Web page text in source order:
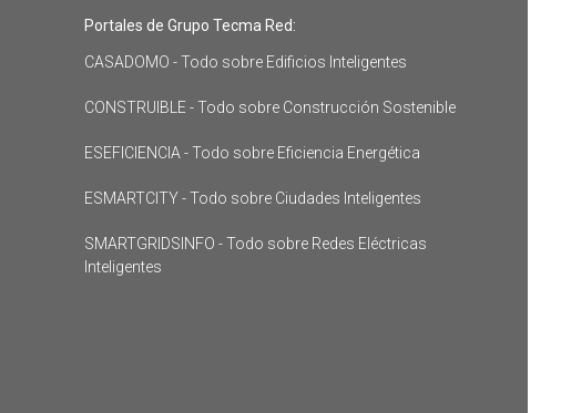
Portales de Grupo Tecma Red:
CASADOMO - Todo sobre Edificios Inteligentes
CONSTRUIBLE - Todo sobre Construcción Sostenible
ESEFICIENCIA - Todo sobre Eficiencia Energética
ESMARTCITY - Todo sobre Ciudades Inteligentes
SMARTGRIDSINFO - Todo sobre Redes Eléctricas
Inteligentes